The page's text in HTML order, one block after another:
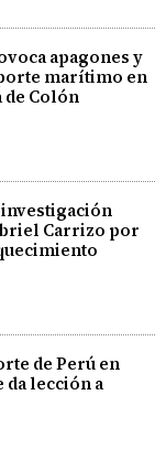
apagones y
marítimo en
de Colón
Carrizo por
de Perú en
da lección a